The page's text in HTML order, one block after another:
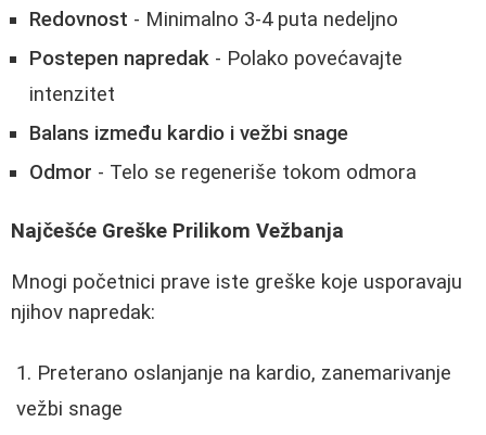
Redovnost - Minimalno 3-4 puta nedeljno
Postepen napredak - Polako povećavajte
intenzitet
Balans između kardio i vežbi snage
Odmor - Telo se regeneriše tokom odmora
Najčešće Greške Prilikom Vežbanja
Mnogi početnici prave iste greške koje usporavaju
njihov napredak:
Preterano oslanjanje na kardio, zanemarivanje
vežbi snage